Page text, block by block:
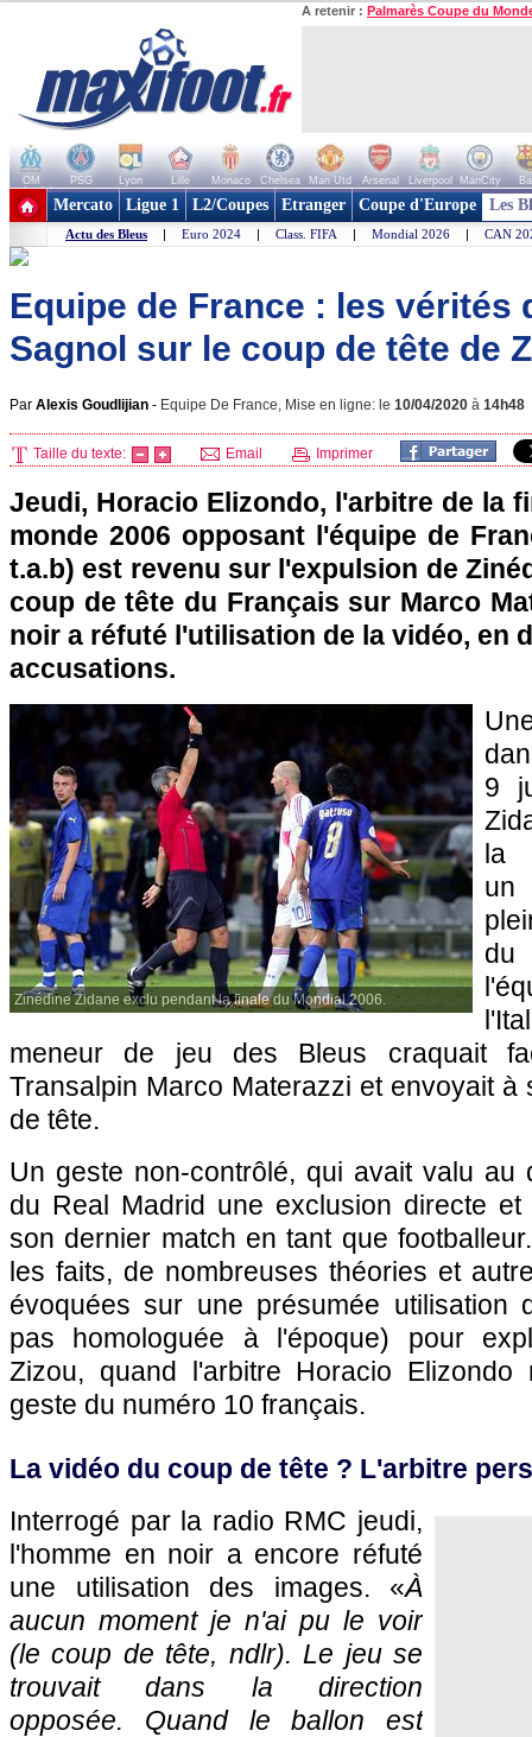
A retenir : Palmarès Coupe du
OM PSG Lyon Lille Monaco Chelsea Man Utd Arsenal Liverpool ManCity
+ de clubs
Mercato Ligue 1 L2/Coupes Etranger Coupe d'Europe Les
Actu des Bleus | Euro 2024 | Class. FIFA | Mondial 2026 | CAN
Equipe de France : les vérités
Sagnol sur le coup de tête de
Par Alexis Goudlijian - Equipe De France, Mise en ligne: le 10/04/2020 à 14h48
Taille du texte: Email Imprimer
Jeudi, Horacio Elizondo, l'arbitre de la
monde 2006 opposant l'équipe de
t.a.b) est revenu sur l'expulsion de
coup de tête du Français sur Marco
noir a réfuté l'utilisation de la vidéo, en
accusations.
Zinédine Zidane exclu pendant la finale du Mondial 2006.
9
la
un
du
meneur de jeu des Bleus craquait
Transalpin Marco Materazzi et envoyait
de tête.
Un geste non-contrôlé, qui avait valu au
du Real Madrid une exclusion directe
son dernier match en tant que
les faits, de nombreuses théories et
évoquées sur une présumée utilisation
pas homologuée à l'époque) pour
Zizou, quand l'arbitre Horacio
geste du numéro 10 français.
La vidéo du coup de tête ? L'arbitre
Interrogé par la radio RMC jeudi,
l'homme en noir a encore réfuté
une utilisation des images. «À
aucun moment je n'ai pu le voir
(le coup de tête, ndlr). Le jeu se
trouvait dans la direction
opposée. Quand le ballon est